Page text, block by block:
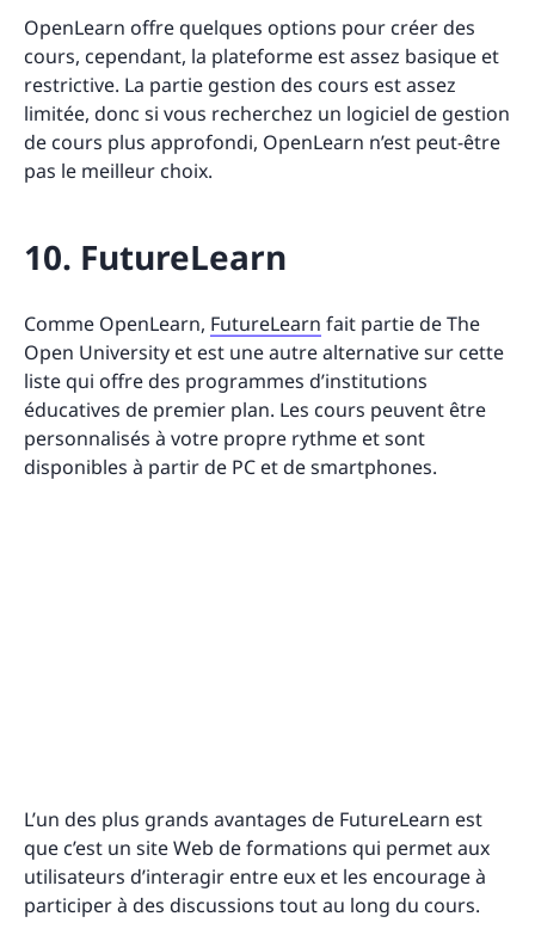
OpenLearn offre quelques options pour créer des
cours, cependant, la plateforme est assez basique et
restrictive. La partie gestion des cours est assez
limitée, donc si vous recherchez un logiciel de gestion
de cours plus approfondi, OpenLearn n’est peut-être
pas le meilleur choix.
10. FutureLearn
Comme OpenLearn, FutureLearn fait partie de The
Open University et est une autre alternative sur cette
liste qui offre des programmes d’institutions
éducatives de premier plan. Les cours peuvent être
personnalisés à votre propre rythme et sont
disponibles à partir de PC et de smartphones.
L’un des plus grands avantages de FutureLearn est
que c’est un site Web de formations qui permet aux
utilisateurs d’interagir entre eux et les encourage à
participer à des discussions tout au long du cours.